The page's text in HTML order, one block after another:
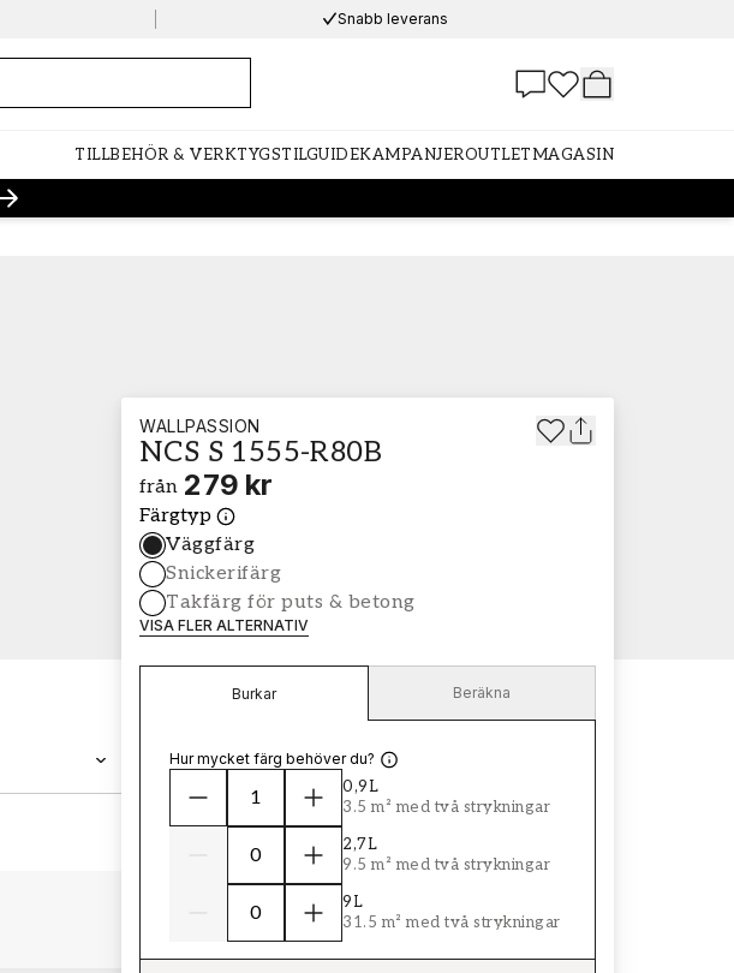
Snabb leverans
TILLBEHÖR & VERKTYGSTILGUIDEKAMPANJEROUTLETMAGASIN
WALLPASSION
NCS S 1555-R80B
från 279 kr
Färgtyp
Väggfärg
Snickerifärg
Takfärg för puts & betong
VISA FLER ALTERNATIV
Burkar Beräkna
Hur mycket färg behöver du?
0,9L
3.5 m² med två strykningar
2,7L
9.5 m² med två strykningar
9L
31.5 m² med två strykningar